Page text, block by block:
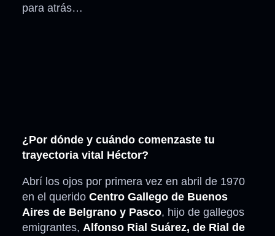
para atrás…
¿Por dónde y cuándo comenzaste tu
trayectoria vital Héctor?
Abrí los ojos por primera vez en abril de 1970
en el querido Centro Gallego de Buenos
Aires de Belgrano y Pasco, hijo de gallegos
emigrantes, Alfonso Rial Suárez, de Rial de